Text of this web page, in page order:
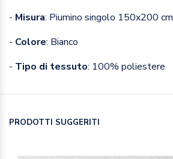
- Misura: Piumino singolo 150x200 cm
- Colore: Bianco
- Tipo di tessuto: 100% poliestere
PRODOTTI SUGGERITI